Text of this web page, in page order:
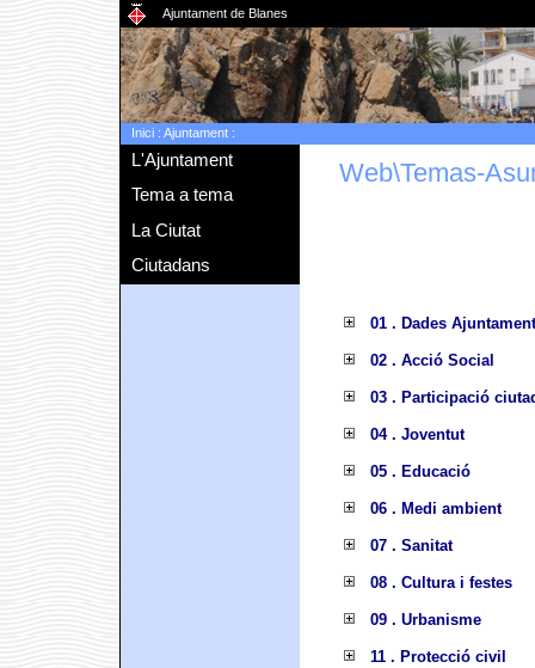
Ajuntament de Blanes
Inici: Ajuntament:
L'Ajuntament
Tema a tema
La Ciutat
Ciutadans
Web\Temas-
01 . Dades Ajuntament
02 . Acció Social
03 . Participació
04 . Joventut
05 . Educació
06 . Medi ambient
07 . Sanitat
08 . Cultura i festes
09 . Urbanisme
11 . Protecció civil